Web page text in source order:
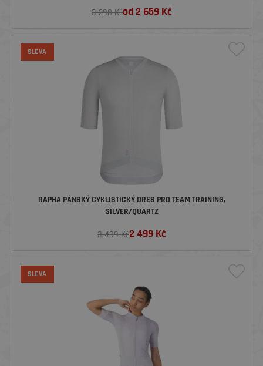
3 290 Kčod 2 659 Kč
SLEVA
RAPHA PÁNSKÝ CYKLISTICKÝ DRES PRO TEAM TRAINING,
SILVER/QUARTZ
3 499 Kč2 499 Kč
SLEVA